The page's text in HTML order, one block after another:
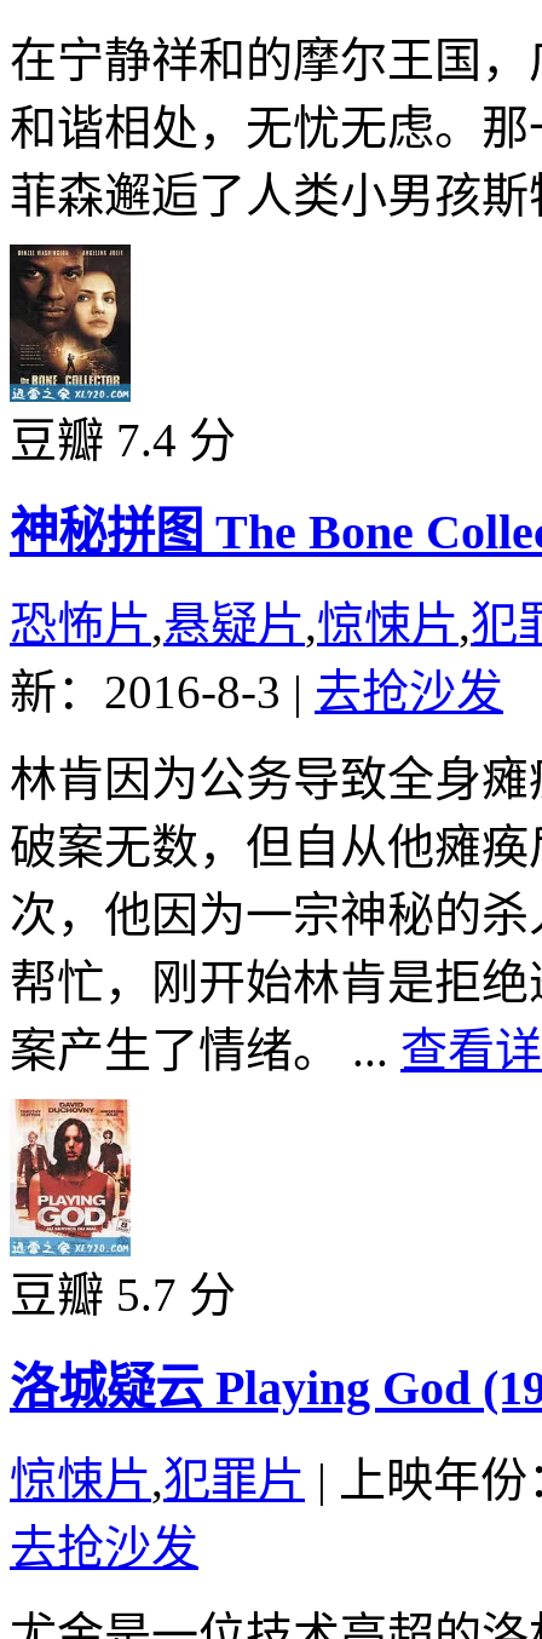
在宁静祥和的摩尔王国
和谐相处，无忧无虑。
菲森邂逅了人类小男孩
豆瓣 7.4 分
神秘拼图 The Bone
恐怖片,悬疑片,惊悚片,犯
新：2016-8-3 | 去抢沙发
林肯因为公务导致全身
破案无数，但自从他瘫
次，他因为一宗神秘的
帮忙，刚开始林肯是拒
案产生了情绪。 ... 查看
豆瓣 5.7 分
洛城疑云 Playing God
惊悚片,犯罪片 |
上映年
去抢沙发